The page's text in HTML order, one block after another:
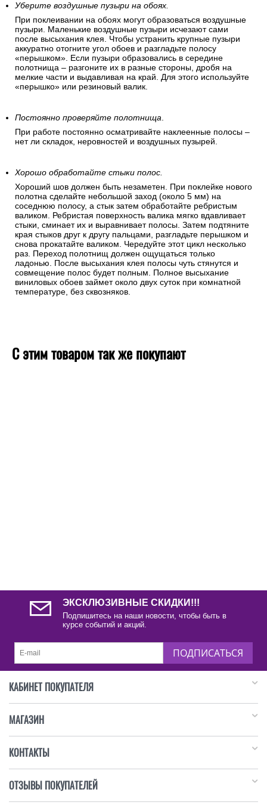
Уберите воздушные пузыри на обоях.
При поклеивании на обоях могут образоваться воздушные
пузыри. Маленькие воздушные пузыри исчезают сами
после высыхания клея. Чтобы устранить крупные пузыри
аккуратно отогните угол обоев и разгладьте полосу
«перышком». Если пузыри образовались в середине
полотнища – разгоните их в разные стороны, дробя на
мелкие части и выдавливая на край. Для этого используйте
«перышко» или резиновый валик.
Постоянно проверяйте полотнища.
При работе постоянно осматривайте наклеенные полосы –
нет ли складок, неровностей и воздушных пузырей.
Хорошо обработайте стыки полос.
Хороший шов должен быть незаметен. При поклейке нового
полотна сделайте небольшой заход (около 5 мм) на
соседнюю полосу, а стык затем обработайте ребристым
валиком. Ребристая поверхность валика мягко вдавливает
стыки, сминает их и выравнивает полосы. Затем подтяните
края стыков друг к другу пальцами, разгладьте перышком и
снова прокатайте валиком. Чередуйте этот цикл несколько
раз. Переход полотнищ должен ощущаться только
ладонью. После высыхания клея полосы чуть стянутся и
совмещение полос будет полным. Полное высыхание
виниловых обоев займет около двух суток при комнатной
температуре, без сквозняков.
С этим товаром так же покупают
ЭКСКЛЮЗИВНЫЕ СКИДКИ!!!
Подпишитесь на наши новости, чтобы быть в
курсе событий и акций.
ПОДПИСАТЬСЯ
КАБИНЕТ ПОКУПАТЕЛЯ
МАГАЗИН
КОНТАКТЫ
ОТЗЫВЫ ПОКУПАТЕЛЕЙ